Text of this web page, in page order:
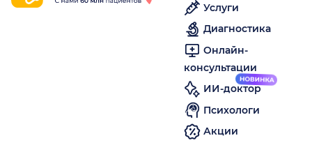
Услуги
Диагностика
Онлайн-
консультации
ИИ-доктор
Психологи
Акции